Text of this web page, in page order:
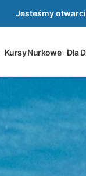
Jesteśmy
Kursy Nurkowe Dla